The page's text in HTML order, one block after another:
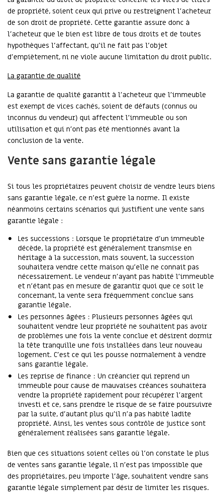
de propriété, soient ceux qui prive ou restreignent l’acheteur
de son droit de propriété. Cette garantie assure donc à
l’acheteur que le bien est libre de tous droits et de toutes
hypothèques l’affectant, qu’il ne fait pas l’objet
d’empiètement, ni ne viole aucune limitation du droit public.
La garantie de qualité
La garantie de qualité garantit à l’acheteur que l’immeuble
est exempt de vices cachés, soient de défauts (connus ou
inconnus du vendeur) qui affectent l’immeuble ou son
utilisation et qui n’ont pas été mentionnés avant la
conclusion de la vente.
Vente sans garantie légale
Si tous les propriétaires peuvent choisir de vendre leurs biens
sans garantie légale, ce n’est guère la norme. Il existe
néanmoins certains scénarios qui justifient une vente sans
garantie légale :
Les successions : Lorsque le propriétaire d’un immeuble
décède, la propriété est généralement transmise en
héritage à la succession, mais souvent, la succession
souhaitera vendre cette maison qu’elle ne connait pas
nécessairement. Le vendeur n’ayant pas habité l’immeuble
et n’étant pas en mesure de garantir quoi que ce soit le
concernant, la vente sera fréquemment conclue sans
garantie légale.
Les personnes âgées : Plusieurs personnes âgées qui
souhaitent vendre leur propriété ne souhaitent pas avoir
de problèmes une fois la vente conclue et désirent dormir
la tête tranquille une fois installées dans leur nouveau
logement. C’est ce qui les pousse normalement à vendre
sans garantie légale.
Les reprise de finance : Un créancier qui reprend un
immeuble pour cause de mauvaises créances souhaitera
vendre la propriété rapidement pour récupérer l’argent
investi et ce, sans prendre le risque de se faire poursuivre
par la suite, d’autant plus qu’il n’a pas habité ladite
propriété. Ainsi, les ventes sous contrôle de justice sont
généralement réalisées sans garantie légale.
Bien que ces situations soient celles où l’on constate le plus
de ventes sans garantie légale, il n’est pas impossible que
des propriétaires, peu importe l’âge, souhaitent vendre sans
garantie légale simplement par désir de limiter les risques.